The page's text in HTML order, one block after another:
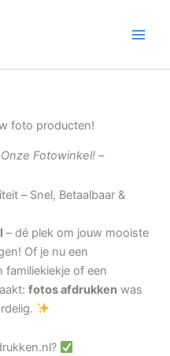
foto producten!
Fotowinkel! –
– Snel, Betaalbaar &
– dé plek om jouw mooiste
Of je nu een
familiekiekje of een
fotos afdrukken was